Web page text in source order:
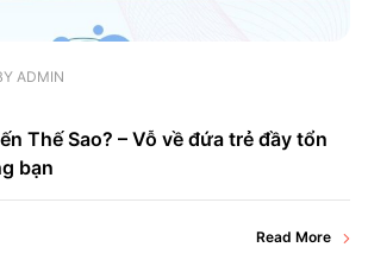
ADMIN
Thế Sao? – Vỗ về đứa trẻ đầy tổn
bạn
Read More